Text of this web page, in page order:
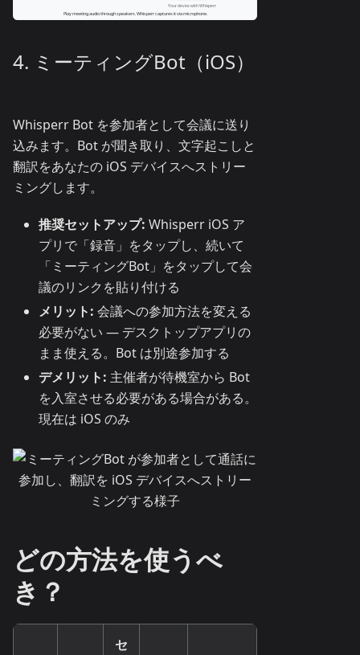
4. ミーティングBot（iOS）
Whisperr Bot を参加者として会議に送り
込みます。Bot が聞き取り、文字起こしと
翻訳をあなたの iOS デバイスへストリー
ミングします。
推奨セットアップ: Whisperr iOS ア
プリで「録音」をタップし、続いて
「ミーティングBot」をタップして会
議のリンクを貼り付ける
メリット: 会議への参加方法を変える
必要がない — デスクトップアプリの
まま使える。Bot は別途参加する
デメリット: 主催者が待機室から Bot
を入室させる必要がある場合がある。
現在は iOS のみ
どの方法を使うべ
き？
セ